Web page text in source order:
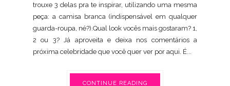
trouxe 3 delas pra te inspirar, utilizando uma mesma
peça: a camisa branca (indispensável em qualquer
guarda-roupa, né?).Qual look vocês mais gostaram? 1,
2 ou 3? Já aproveita e deixa nos comentários a
próxima celebridade que você quer ver por aqui. É...
CONTINUE READING